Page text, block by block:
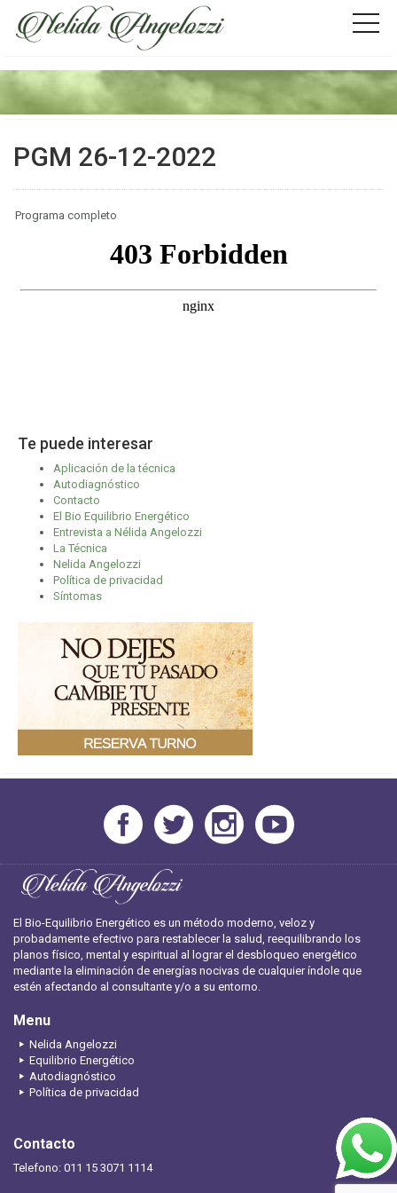
PGM 26-12-2022
Programa completo
Te puede interesar
Aplicación de la técnica
Autodiagnóstico
Contacto
El Bio Equilibrio Energético
Entrevista a Nélida Angelozzi
La Técnica
Nelida Angelozzi
Política de privacidad
Síntomas
El Bio-Equilibrio Energético es un método moderno, veloz y
probadamente efectivo para restablecer la salud, reequilibrando los
planos físico, mental y espiritual al lograr el desbloqueo energético
mediante la eliminación de energías nocivas de cualquier índole que
estén afectando al consultante y/o a su entorno.
Menu
Nelida Angelozzi
Equilibrio Energético
Autodiagnóstico
Política de privacidad
Contacto
Telefono: 011 15 3071 1114